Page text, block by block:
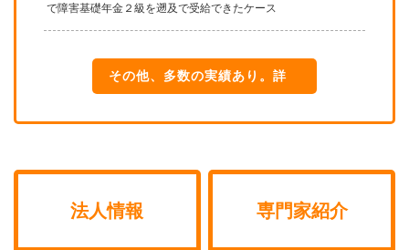
で障害基礎年金２級を遡及で受給できたケース
その他、多数の実績あり。詳
法人情報 専門家紹介